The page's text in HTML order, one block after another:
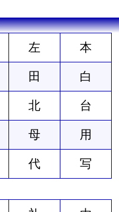
左 本
田 白
北 台
母 用
代 写